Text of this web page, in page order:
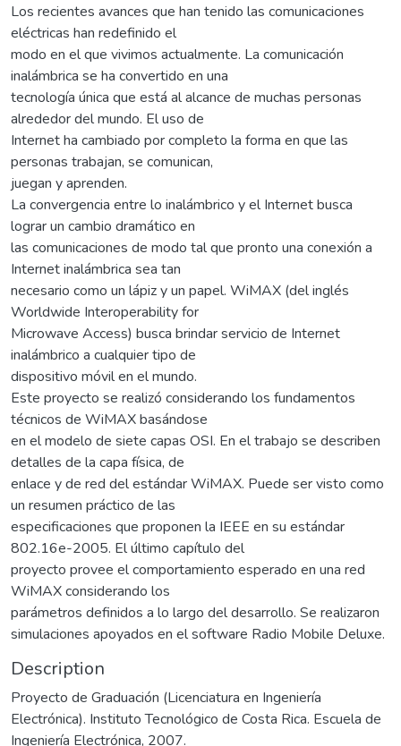
Los recientes avances que han tenido las comunicaciones
eléctricas han redefinido el
modo en el que vivimos actualmente. La comunicación
inalámbrica se ha convertido en una
tecnología única que está al alcance de muchas personas
alrededor del mundo. El uso de
Internet ha cambiado por completo la forma en que las
personas trabajan, se comunican,
juegan y aprenden.
La convergencia entre lo inalámbrico y el Internet busca
lograr un cambio dramático en
las comunicaciones de modo tal que pronto una conexión a
Internet inalámbrica sea tan
necesario como un lápiz y un papel. WiMAX (del inglés
Worldwide Interoperability for
Microwave Access) busca brindar servicio de Internet
inalámbrico a cualquier tipo de
dispositivo móvil en el mundo.
Este proyecto se realizó considerando los fundamentos
técnicos de WiMAX basándose
en el modelo de siete capas OSI. En el trabajo se describen
detalles de la capa física, de
enlace y de red del estándar WiMAX. Puede ser visto como
un resumen práctico de las
especificaciones que proponen la IEEE en su estándar
802.16e-2005. El último capítulo del
proyecto provee el comportamiento esperado en una red
WiMAX considerando los
parámetros definidos a lo largo del desarrollo. Se realizaron
simulaciones apoyados en el software Radio Mobile Deluxe.
Description
Proyecto de Graduación (Licenciatura en Ingeniería
Electrónica). Instituto Tecnológico de Costa Rica. Escuela de
Ingeniería Electrónica, 2007.